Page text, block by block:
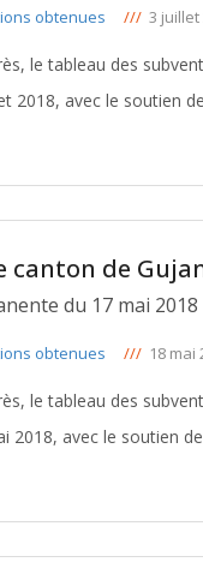
obtenues /// 3 juillet
le tableau des
2018, avec le soutien
canton de
du 17 mai 2018
obtenues /// 18 mai
le tableau des
2018, avec le soutien